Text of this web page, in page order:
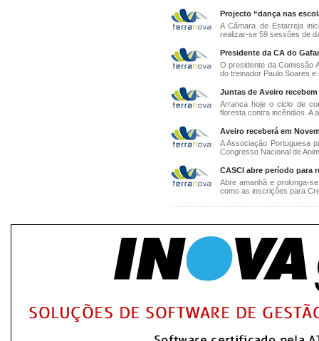
Projecto “dança nas
A Câmara de Estarreja
realizar-se 59 sessões de
Presidente da CA do
O presidente da Comissão
do treinador Paulo Soares
Juntas de Aveiro
Arranca hoje o ciclo de
floresta contra incêndios. A
Aveiro receberá em
A Associação Portuguesa
Congresso Nacional de
CASCI abre período para
Abre amanhã e prolonga-
como as inscrições para